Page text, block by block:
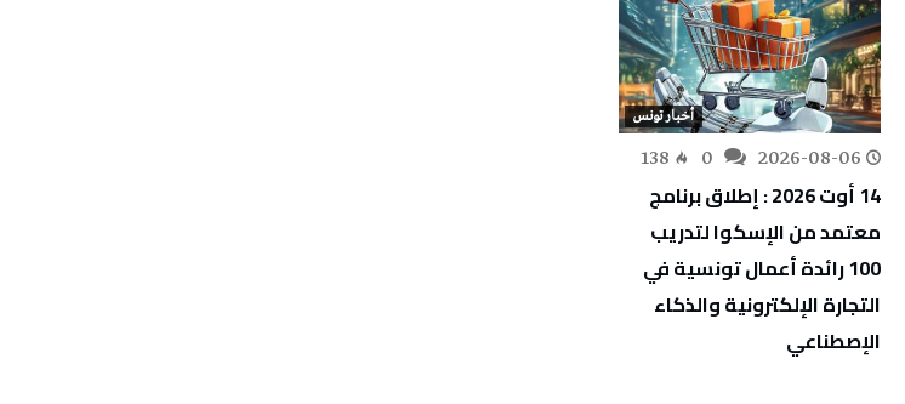
أخبار تونس
2026-08-06
138
14 أوت 2026 : إطلاق برنامج
معتمد من الإسكوا لتدريب
100 رائدة أعمال تونسية في
التجارة الإلكترونية والذكاء
الإصطناعي